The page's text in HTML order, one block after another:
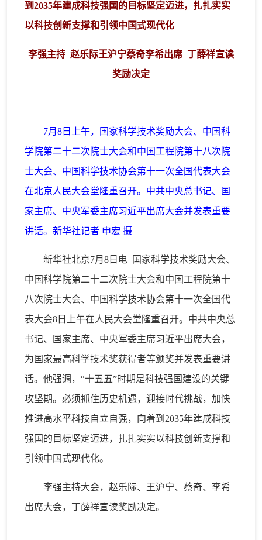
到2035年建成科技强国的目标坚定迈进，扎扎实实
以科技创新支撑和引领中国式现代化
李强主持 赵乐际王沪宁蔡奇李希出席 丁薛祥宣读
奖励决定
7月8日上午，国家科学技术奖励大会、中国科
学院第二十二次院士大会和中国工程院第十八次院
士大会、中国科学技术协会第十一次全国代表大会
在北京人民大会堂隆重召开。中共中央总书记、国
家主席、中央军委主席习近平出席大会并发表重要
讲话。新华社记者 申宏 摄
新华社北京7月8日电 国家科学技术奖励大会、
中国科学院第二十二次院士大会和中国工程院第十
八次院士大会、中国科学技术协会第十一次全国代
表大会8日上午在人民大会堂隆重召开。中共中央总
书记、国家主席、中央军委主席习近平出席大会，
为国家最高科学技术奖获得者等颁奖并发表重要讲
话。他强调，“十五五”时期是科技强国建设的关键
攻坚期。必须抓住历史机遇，迎接时代挑战，加快
推进高水平科技自立自强，向着到2035年建成科技
强国的目标坚定迈进，扎扎实实以科技创新支撑和
引领中国式现代化。
李强主持大会，赵乐际、王沪宁、蔡奇、李希
出席大会，丁薛祥宣读奖励决定。